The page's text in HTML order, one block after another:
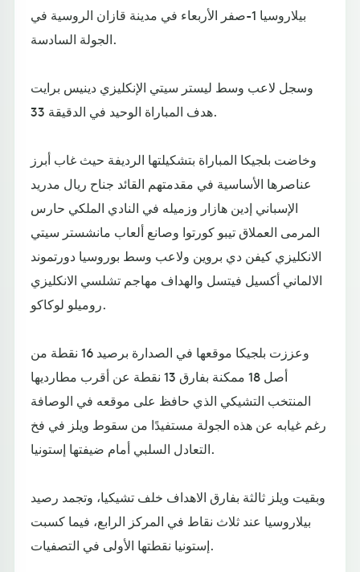
بيلاروسيا 1-صفر الأربعاء في مدينة قازان الروسية في
الجولة السادسة.
وسجل لاعب وسط ليستر سيتي الإنكليزي دينيس برايت
هدف المباراة الوحيد في الدقيقة 33.
وخاضت بلجيكا المباراة بتشكيلتها الرديفة حيث غاب أبرز
عناصرها الأساسية في مقدمتهم القائد جناح ريال مدريد
الإسباني إدين هازار وزميله في النادي الملكي حارس
المرمى العملاق تيبو كورتوا وصانع ألعاب مانشستر سيتي
الانكليزي كيفن دي بروين ولاعب وسط بوروسيا دورتموند
الالماني أكسيل فيتسل والهداف مهاجم تشلسي الانكليزي
روميلو لوكاكو.
وعززت بلجيكا موقعها في الصدارة برصيد 16 نقطة من
أصل 18 ممكنة بفارق 13 نقطة عن أقرب مطارديها
المنتخب التشيكي الذي حافظ على موقعه في الوصافة
رغم غيابه عن هذه الجولة مستفيدًا من سقوط ويلز في فخ
التعادل السلبي أمام ضيفتها إستونيا.
وبقيت ويلز ثالثة بفارق الاهداف خلف تشيكيا، وتجمد رصيد
بيلاروسيا عند ثلاث نقاط في المركز الرابع، فيما كسبت
إستونيا نقطتها الأولى في التصفيات.